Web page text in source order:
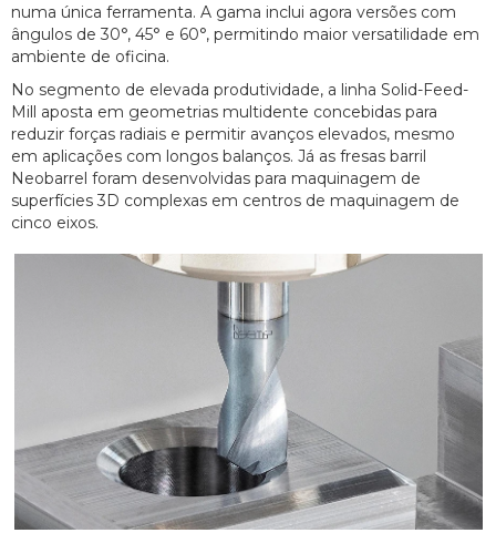
numa única ferramenta. A gama inclui agora versões com
ângulos de 30°, 45° e 60°, permitindo maior versatilidade em
ambiente de oficina.
No segmento de elevada produtividade, a linha Solid-Feed-
Mill aposta em geometrias multidente concebidas para
reduzir forças radiais e permitir avanços elevados, mesmo
em aplicações com longos balanços. Já as fresas barril
Neobarrel foram desenvolvidas para maquinagem de
superfícies 3D complexas em centros de maquinagem de
cinco eixos.